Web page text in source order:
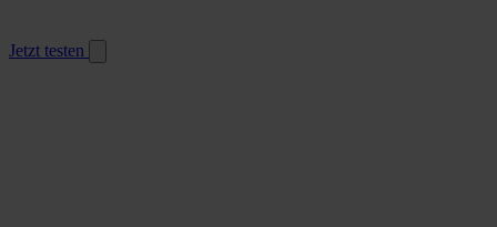
Jetzt testen